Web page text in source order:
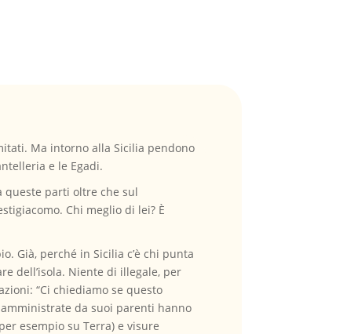
Ma intorno alla Sicilia pendono
e le Egadi.
queste parti oltre che sul
Chi meglio di lei? È
Già, perché in Sicilia c’è chi punta
dell’isola. Niente di illegale, per
“Ci chiediamo se questo
da suoi parenti hanno
esempio su Terra) e visure